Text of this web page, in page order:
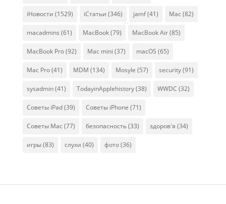
iНовости (1529) iСтатьи (346) jamf(41) Mac (82)
macadmins (61) MacBook(79) MacBook Air(85)
MacBook Pro(92) Mac mini (37) macOS (65)
Mac Pro(41) MDM (134) Mosyle (57) security(91)
sysadmin(41) TodayinApplehistory(38) WWDC (32)
Советы iPad(39) Советы iPhone (71)
Советы Mac (77) безопасность(33) здоров'я (34)
игры(83) слухи (40) фото(36)